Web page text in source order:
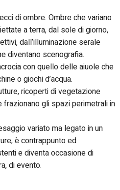
di ombre. Ombre che variano
a terra, dal sole di giorno,
dall’illuminazione serale
diventano scenografia.
con quello delle aiuole che
o giochi d’acqua.
ricoperti di vegetazione
gli spazi perimetrali in
variato ma legato in un
è contrappunto ed
e diventa occasione di
di evento.